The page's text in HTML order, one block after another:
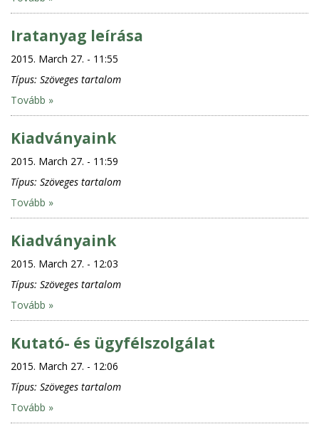
Iratanyag leírása
2015. March 27. - 11:55
Típus: Szöveges tartalom
Tovább »
Kiadványaink
2015. March 27. - 11:59
Típus: Szöveges tartalom
Tovább »
Kiadványaink
2015. March 27. - 12:03
Típus: Szöveges tartalom
Tovább »
Kutató- és ügyfélszolgálat
2015. March 27. - 12:06
Típus: Szöveges tartalom
Tovább »